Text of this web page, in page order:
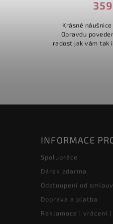
Krásné
Opravdu
radost jak vám tak i
INFORMACE
Spolupráce
Dárek zdarma
Odstoupení od
Doprava a platba
Reklamace | vrácení |